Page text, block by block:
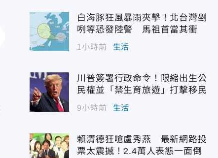
白海豚狂風暴雨夾擊！北台灣剉
咧等恐發陸警 馬祖首當其衝
1小時前 生活
川普簽署行政命令！限縮出生公
民權並「禁生育旅遊」打擊移民
9小時前 生活
賴清德狂嗆盧秀燕 最新網路投
票太震撼！2.4萬人表態一面倒